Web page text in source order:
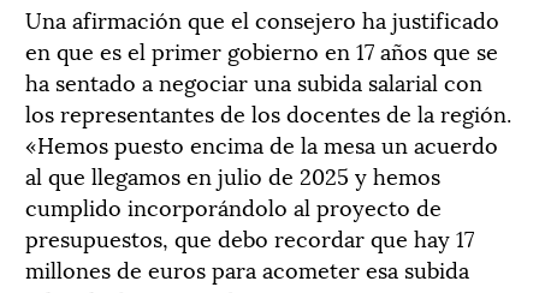
Una afirmación que el consejero ha justificado
en que es el primer gobierno en 17 años que se
ha sentado a negociar una subida salarial con
los representantes de los docentes de la región.
«Hemos puesto encima de la mesa un acuerdo
al que llegamos en julio de 2025 y hemos
cumplido incorporándolo al proyecto de
presupuestos, que debo recordar que hay 17
millones de euros para acometer esa subida